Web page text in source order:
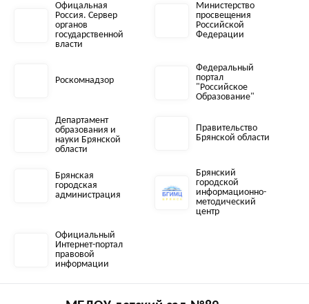
Офицальная
Россия. Сервер
органов
государственной
власти
Министерство
просвещения
Российской
Федерации
Роскомнадзор
Федеральный
портал
"Российское
Образование"
Департамент
образования и
науки Брянской
области
Правительство
Брянской области
Брянская
городская
администрация
Брянский
городской
информационно-
методический
центр
Официальный
Интернет-портал
правовой
информации